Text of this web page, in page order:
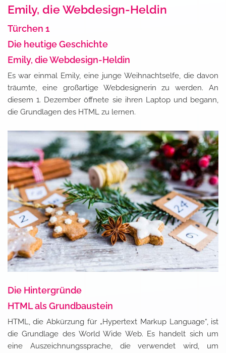
Emily, die Webdesign-Heldin
Türchen 1
Die heutige Geschichte
Emily, die Webdesign-Heldin
Es war einmal Emily, eine junge Weihnachtselfe, die davon
träumte, eine großartige Webdesignerin zu werden. An
diesem 1. Dezember öffnete sie ihren Laptop und begann,
die Grundlagen des HTML zu lernen.
Die Hintergründe
HTML als Grundbaustein
HTML, die Abkürzung für „Hypertext Markup Language“, ist
die Grundlage des World Wide Web. Es handelt sich um
eine Auszeichnungssprache, die verwendet wird, um